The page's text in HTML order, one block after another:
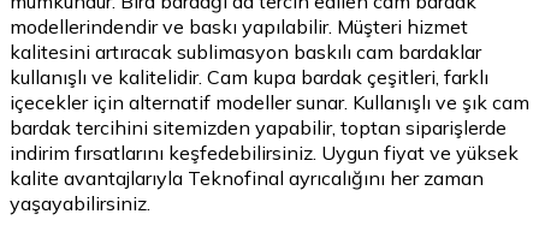
modellerindendir ve baskı yapılabilir. Müşteri hizmet
kalitesini artıracak sublimasyon baskılı cam bardaklar
kullanışlı ve kalitelidir. Cam kupa bardak çeşitleri, farklı
içecekler için alternatif modeller sunar. Kullanışlı ve şık cam
bardak tercihini sitemizden yapabilir, toptan siparişlerde
indirim fırsatlarını keşfedebilirsiniz. Uygun fiyat ve yüksek
kalite avantajlarıyla Teknofinal ayrıcalığını her zaman
yaşayabilirsiniz.